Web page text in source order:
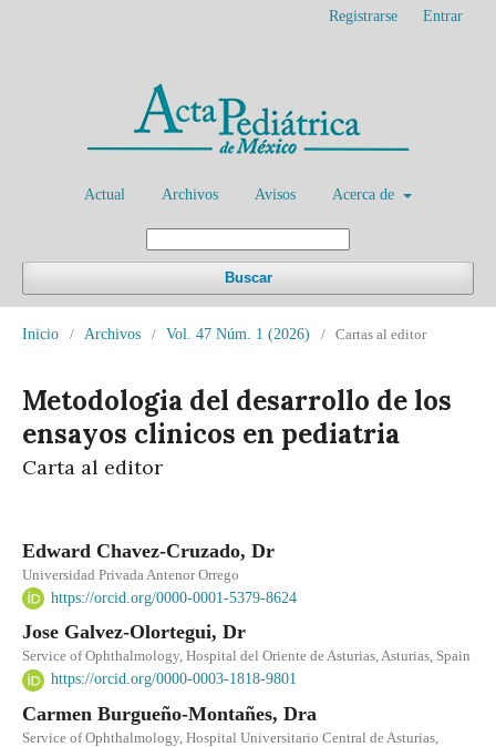
Actual Archivos Avisos Acerca de
Buscar
Registrarse Entrar
Inicio / Archivos / Vol. 47 Núm. 1 (2026) / Cartas al editor
Metodologia del desarrollo de los
ensayos clinicos en pediatria
Carta al editor
Edward Chavez-Cruzado, Dr
Universidad Privada Antenor Orrego
https://orcid.org/0000-0001-5379-8624
Jose Galvez-Olortegui, Dr
Service of Ophthalmology, Hospital del Oriente de Asturias, Asturias, Spain
https://orcid.org/0000-0003-1818-9801
Carmen Burgueño-Montañes, Dra
Service of Ophthalmology, Hospital Universitario Central de Asturias,